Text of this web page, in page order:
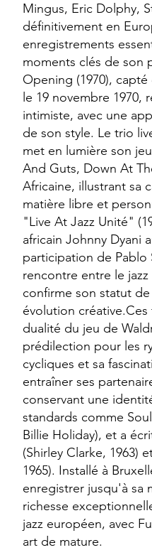
Mingus, Eric Dolphy,
définitivement en
enregistrements
moments clés de son
Opening (1970),
le 19 novembre 1970,
intimiste, avec une
de son style. Le trio
met en lumière son
And Guts, Down At
Africaine, illustrant sa
matière libre et
"Live At Jazz Unité"
africain Johnny Dyani
participation de Pablo
rencontre entre le
confirme son statut
évolution
dualité du jeu de
prédilection pour les
cycliques et sa
entraîner ses
conservant une
standards comme
Billie Holiday), et a
(Shirley Clarke, 1963)
1965). Installé à
enregistrer jusqu'à sa
richesse
jazz européen, avec
art de mature.